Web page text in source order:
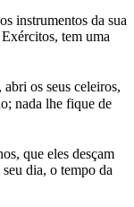
instrumentos da sua
tem uma
os seus celeiros,
nada lhe fique de
que eles desçam
dia, o tempo da